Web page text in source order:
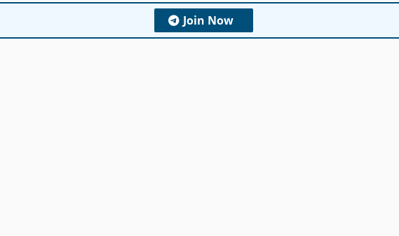
Join Now